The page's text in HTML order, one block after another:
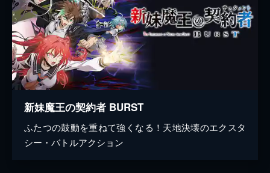
新妹魔王の契約者 BURST
ふたつの鼓動を重ねて強くなる！天地決壊のエクスタ
シー・バトルアクション